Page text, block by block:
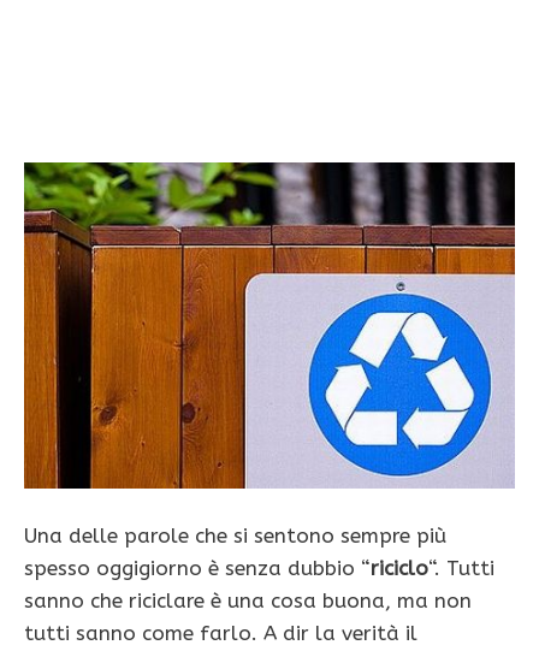
Una delle parole che si sentono sempre più
spesso oggigiorno è senza dubbio “riciclo“. Tutti
sanno che riciclare è una cosa buona, ma non
tutti sanno come farlo. A dir la verità il